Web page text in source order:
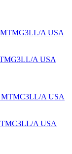
A USA
A USA